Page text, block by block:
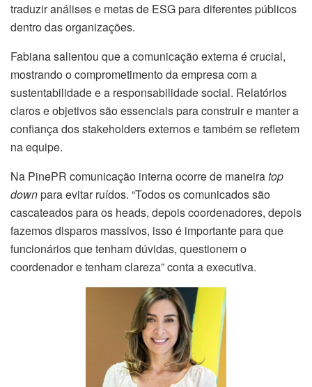
traduzir análises e metas de ESG para diferentes públicos
dentro das organizações.
Fabiana salientou que a comunicação externa é crucial,
mostrando o comprometimento da empresa com a
sustentabilidade e a responsabilidade social. Relatórios
claros e objetivos são essenciais para construir e manter a
confiança dos stakeholders externos e também se refletem
na equipe.
Na PinePR comunicação interna ocorre de maneiratop
downpara evitar ruídos. “Todos os comunicados são
cascateados para os heads, depois coordenadores, depois
fazemos disparos massivos, isso é importante para que
funcionários que tenham dúvidas, questionem o
coordenador e tenham clareza” conta a executiva.